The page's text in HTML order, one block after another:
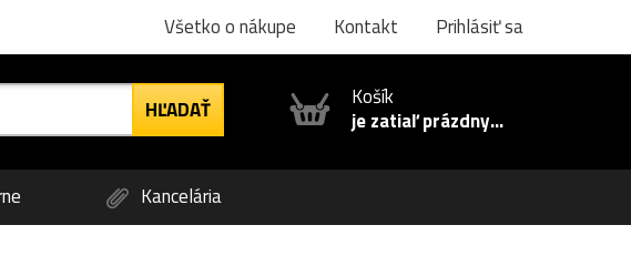
Všetko o nákupe Kontakt Prihlásiť sa
Košík
je zatiaľ prázdny...
Kancelária